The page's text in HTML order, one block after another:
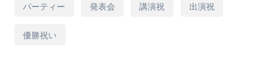
パーティー 発表会 講演祝 出演祝
優勝祝い